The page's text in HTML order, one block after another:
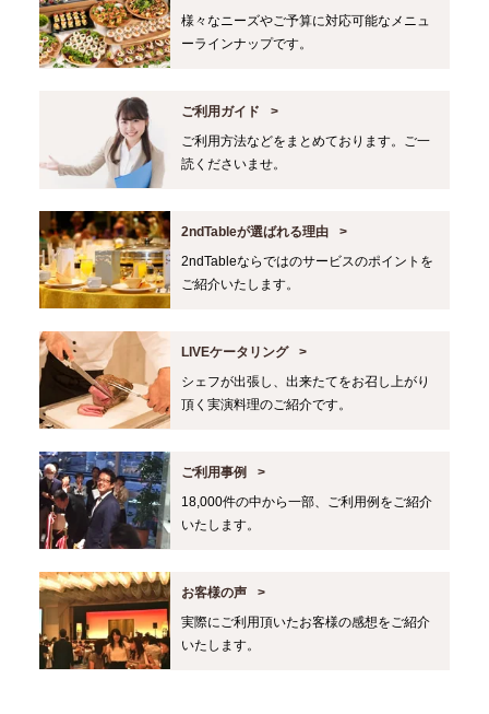
様々なニーズやご予算に対応可能なメニュ
ーラインナップです。
ご利用ガイド
ご利用方法などをまとめております。ご一
読くださいませ。
2ndTableが選ばれる理由
2ndTableならではのサービスのポイントを
ご紹介いたします。
LIVEケータリング
シェフが出張し、出来たてをお召し上がり
頂く実演料理のご紹介です。
ご利用事例
18,000件の中から一部、ご利用例をご紹介
いたします。
お客様の声
実際にご利用頂いたお客様の感想をご紹介
いたします。